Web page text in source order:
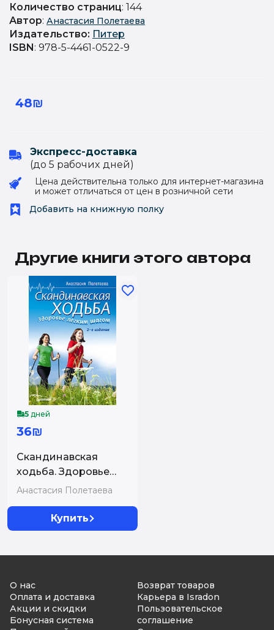
Количество страниц: 144
Автор: Анастасия Полетаева
Издательство: Питер
ISBN: 978-5-4461-0522-9
48₪
Экспресс-доставка
(до 5 рабочиx дней)
Цена действительна только для интернет-магазина
и может отличаться от цен в розничной сети
Добавить на книжную полку
Другие книги этого автора
5 дней
36₪
Скандинавская
ходьба. Здоровье
легким шагом.
Анастасия Полетаева
Купить
О нас
Оплата и доставка
Акции и скидки
Бонусная система
Возврат товаров
Карьера в Isradon
Пользовательское
соглашение